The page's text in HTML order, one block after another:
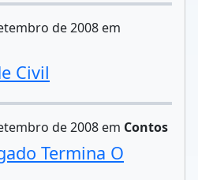
de 2008 em
Civil
de 2008 em Contos
Termina O